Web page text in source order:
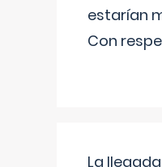
estarían
Con
La